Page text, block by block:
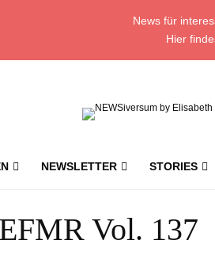
News für
Hier
NEWSLETTER STORIES
EFMR Vol. 137